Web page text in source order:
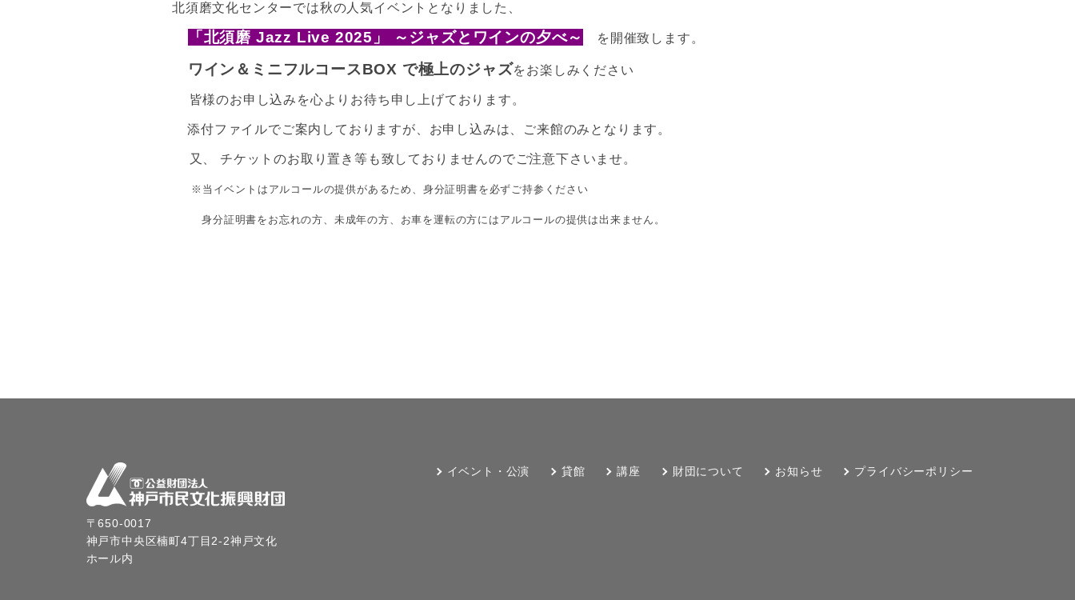
北須磨文化センターでは秋の人気イベントとなりました、
「北須磨 Jazz Live 2025」 ～ジャズとワインの夕べ～ を開催致します。
ワイン＆ミニフルコースBOX で極上のジャズをお楽しみください
皆様のお申し込みを心よりお待ち申し上げております。
添付ファイルでご案内しておりますが、お申し込みは、ご来館のみとなります。
又、 チケットのお取り置き等も致しておりませんのでご注意下さいませ。
※当イベントはアルコールの提供があるため、身分証明書を必ずご持参ください
身分証明書をお忘れの方、未成年の方、お車を運転の方にはアルコールの提供は出来ません。
〒650-0017
神戸市中央区楠町4丁目2-2神戸文化
ホール内
イベント・公演 貸館 講座 財団について お知らせ プライバシーポリシー